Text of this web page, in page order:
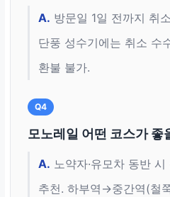
A. 방문일 1일 전까지 취
단풍 성수기에는 취소 수
환불 불가.
Q4
모노레일 어떤 코스가 좋
A. 노약자·유모차 동반
추천. 하부역→중간역(철